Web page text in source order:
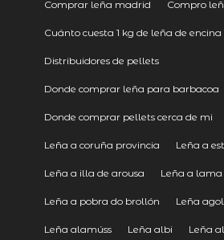
Comprar leña madrid Compro
Cuánto cuesta 1 kg de leña de encina
Distribuidores de pellets
Donde comprar leña para barbacoa
Donde comprar pellets cerca de mi
Leña a coruña provincia Leña a
Leña a illa de arousa Leña a lama
Leña a pobra do brollón Leña
Leña alamúss Leña albi Leña